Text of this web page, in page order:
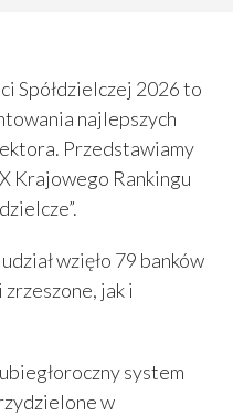
Spółdzielczej 2026 to
najlepszych
Przedstawiamy
Krajowego Rankingu
wzięło 79 banków
zrzeszone, jak i
system
w